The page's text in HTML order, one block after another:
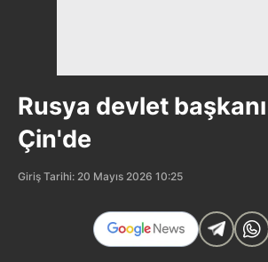
Rusya devlet
Çin'de
Giriş Tarihi: 20 Mayıs 2026 10:25